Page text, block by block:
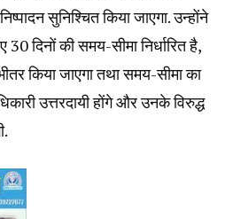
सुनिश्चित किया जाएगा. उन्होंने
30 दिनों की समय-सीमा निर्धारित है,
किया जाएगा तथा समय-सीमा का
उत्तरदायी होंगे और उनके विरुद्ध